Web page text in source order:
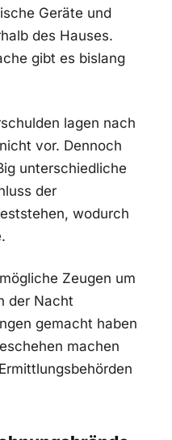
Geräte und
des Hauses.
gibt es bislang
lagen nach
vor. Dennoch
unterschiedliche
der
wodurch
Zeugen um
der Nacht
gemacht haben
machen